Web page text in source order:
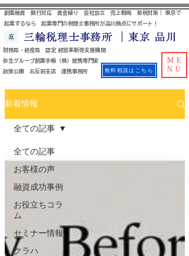
財務局・経産局 認定 経営革新等支援機関
​ 弥生グループ創業手帳（株）提携専門家
政策公庫 五反田支店 連携事務所
創業融資 銀行対応 資金繰り 会社設立 売上戦略 節税対策｜ 東京で
起業するなら 起業専門の税理士事務所が品川拠点にサポート！
三輪税理士事務所 ｜東京 品川
無料相談はこちら
ME
NU
新着情報
全ての記事
お客様の声
融資成功事例
お役立ちコラ
ム
セミナー情報
クラハ
全ての記事